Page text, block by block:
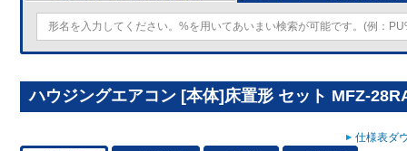
ハウジングエアコン [本体]床置形 セット MFZ-
仕様表ダ